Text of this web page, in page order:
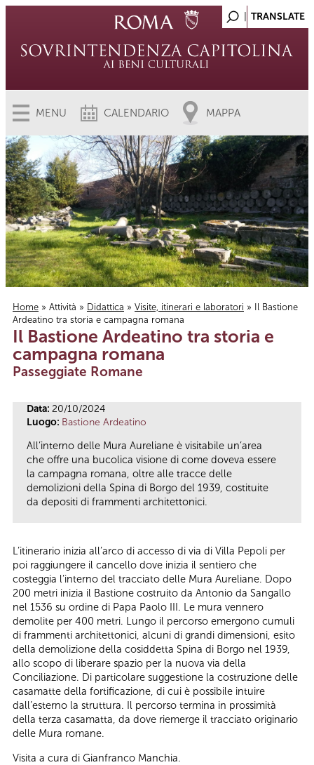
MENU CALENDARIO MAPPA
Tu sei qui
Home » Attività » Didattica » Visite, itinerari e laboratori » Il Bastione
Ardeatino tra storia e campagna romana
Il Bastione Ardeatino tra storia e
campagna romana
Passeggiate Romane
Data: 20/10/2024
Luogo: Bastione Ardeatino
All’interno delle Mura Aureliane è visitabile un’area
che offre una bucolica visione di come doveva essere
la campagna romana, oltre alle tracce delle
demolizioni della Spina di Borgo del 1939, costituite
da depositi di frammenti architettonici.
L’itinerario inizia all’arco di accesso di via di Villa Pepoli per
poi raggiungere il cancello dove inizia il sentiero che
costeggia l’interno del tracciato delle Mura Aureliane. Dopo
200 metri inizia il Bastione costruito da Antonio da Sangallo
nel 1536 su ordine di Papa Paolo III. Le mura vennero
demolite per 400 metri. Lungo il percorso emergono cumuli
di frammenti architettonici, alcuni di grandi dimensioni, esito
della demolizione della cosiddetta Spina di Borgo nel 1939,
allo scopo di liberare spazio per la nuova via della
Conciliazione. Di particolare suggestione la costruzione delle
casamatte della fortificazione, di cui è possibile intuire
dall’esterno la struttura. Il percorso termina in prossimità
della terza casamatta, da dove riemerge il tracciato originario
delle Mura romane.
Visita a cura di Gianfranco Manchia.